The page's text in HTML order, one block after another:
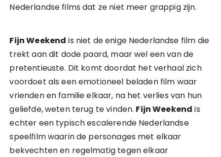
Nederlandse films dat ze niet meer grappig zijn.
Fijn Weekend is niet de enige Nederlandse film die
trekt aan dit dode paard, maar wel een van de
pretentieuste. Dit komt doordat het verhaal zich
voordoet als een emotioneel beladen film waar
vrienden en familie elkaar, na het verlies van hun
geliefde, weten terug te vinden. Fijn Weekend is
echter een typisch escalerende Nederlandse
speelfilm waarin de personages met elkaar
bekvechten en regelmatig tegen elkaar